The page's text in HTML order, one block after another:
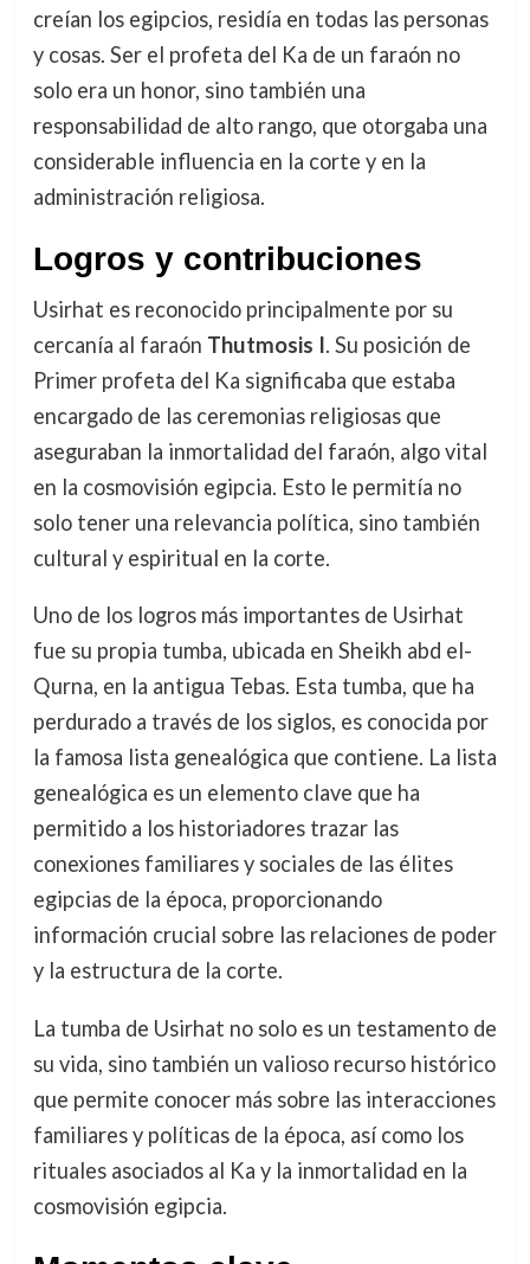
creían los egipcios, residía en todas las personas
y cosas. Ser el profeta del Ka de un faraón no
solo era un honor, sino también una
responsabilidad de alto rango, que otorgaba una
considerable influencia en la corte y en la
administración religiosa.
Logros y contribuciones
Usirhat es reconocido principalmente por su
cercanía al faraón Thutmosis I. Su posición de
Primer profeta del Ka significaba que estaba
encargado de las ceremonias religiosas que
aseguraban la inmortalidad del faraón, algo vital
en la cosmovisión egipcia. Esto le permitía no
solo tener una relevancia política, sino también
cultural y espiritual en la corte.
Uno de los logros más importantes de Usirhat
fue su propia tumba, ubicada en Sheikh abd el-
Qurna, en la antigua Tebas. Esta tumba, que ha
perdurado a través de los siglos, es conocida por
la famosa lista genealógica que contiene. La lista
genealógica es un elemento clave que ha
permitido a los historiadores trazar las
conexiones familiares y sociales de las élites
egipcias de la época, proporcionando
información crucial sobre las relaciones de poder
y la estructura de la corte.
La tumba de Usirhat no solo es un testamento de
su vida, sino también un valioso recurso histórico
que permite conocer más sobre las interacciones
familiares y políticas de la época, así como los
rituales asociados al Ka y la inmortalidad en la
cosmovisión egipcia.